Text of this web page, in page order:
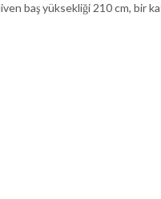
baş yüksekliği 210 cm, bir